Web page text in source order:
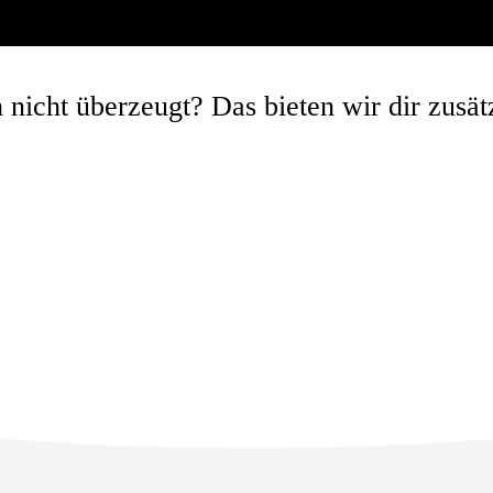
nicht überzeugt? Das bieten wir dir